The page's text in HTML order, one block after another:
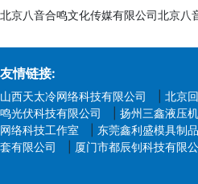
北京八音合鸣文化传媒有限公司北京八
友情链接:
山西天太冷网络科技有限公司 北京
鸣光伏科技有限公司
扬州三鑫液压
网络科技工作室
东莞鑫利盛模具制
套有限公司
厦门市都辰钊科技有限